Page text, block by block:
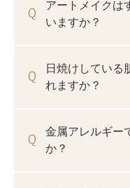
アートメイクは
いますか？
日焼けしている
れますか？
金属アレルギー
か？